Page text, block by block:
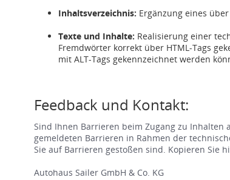
Inhaltsverzeichnis: Ergänzung eines
Texte und Inhalte: Realisierung einer
Fremdwörter korrekt über HTML-Tags
mit ALT-Tags gekennzeichnet werden
Feedback und Kontakt:
Sind Ihnen Barrieren beim Zugang zu Inhalten
gemeldeten Barrieren in Rahmen der
Sie auf Barrieren gestoßen sind. Kopieren Sie
Autohaus Sailer GmbH & Co. KG